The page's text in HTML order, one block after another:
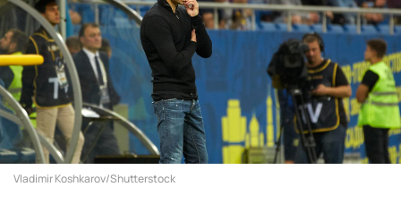
Vladimir Koshkarov/Shutterstock